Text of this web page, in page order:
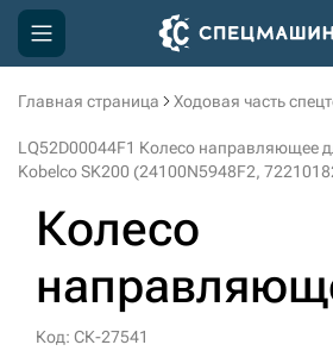
Главная страница Ходовая часть
LQ52D00044F1 Колесо направляющее
Kobelco SK200 (24100N5948F2,
Колесо
Код: СК-27541
Компания
Акции
Доставка и оплата